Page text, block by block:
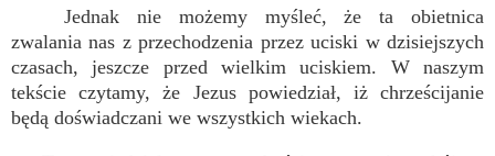
Jednak nie możemy myśleć, że ta obietnica
zwalania nas z przechodzenia przez uciski w dzisiejszych
czasach, jeszcze przed wielkim uciskiem. W naszym
tekście czytamy, że Jezus powiedział, iż chrześcijanie
będą doświadczani we wszystkich wiekach.